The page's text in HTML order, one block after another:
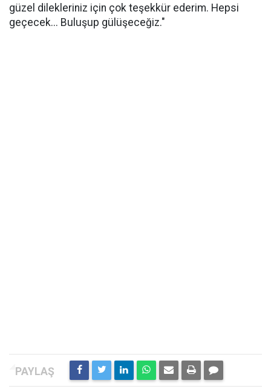
güzel dilekleriniz için çok teşekkür ederim. Hepsi
geçecek... Buluşup gülüşeceğiz."